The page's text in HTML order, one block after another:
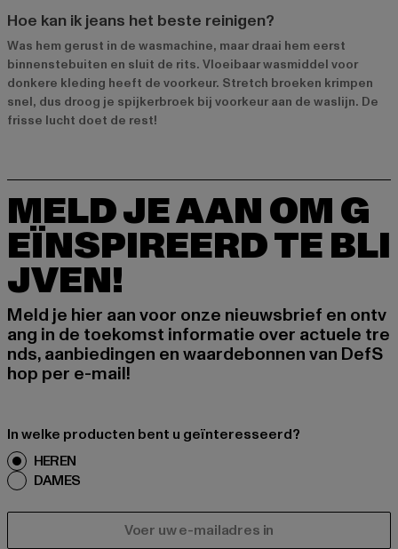
Hoe kan ik jeans het beste reinigen?
Was hem gerust in de wasmachine, maar draai hem eerst
binnenstebuiten en sluit de rits. Vloeibaar wasmiddel voor
donkere kleding heeft de voorkeur. Stretch broeken krimpen
snel, dus droog je spijkerbroek bij voorkeur aan de waslijn. De
frisse lucht doet de rest!
MELD JE AAN OM G
EÏNSPIREERD TE BLI
JVEN!
Meld je hier aan voor onze nieuwsbrief en ontv
ang in de toekomst informatie over actuele tre
nds, aanbiedingen en waardebonnen van DefS
hop per e-mail!
In welke producten bent u geïnteresseerd?
HEREN
DAMES